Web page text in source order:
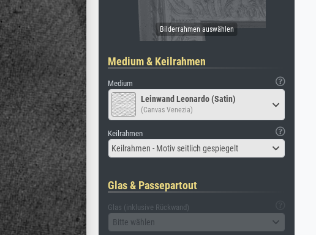
Medium & Keilrahmen
Medium
Leinwand Leonardo (Satin)
(Canvas Venezia)
Keilrahmen
Keilrahmen - Motiv seitlich gespiegelt
Glas & Passepartout
Glas (inklusive Rückwand)
Bitte wählen